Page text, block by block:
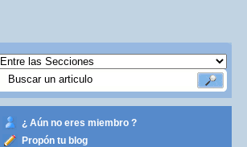
¿ Aún no eres miembro ?
Propón tu blog